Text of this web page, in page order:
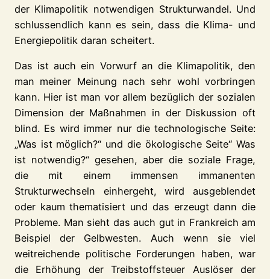
der Klimapolitik notwendigen Strukturwandel. Und
schlussendlich kann es sein, dass die Klima- und
Energiepolitik daran scheitert.
Das ist auch ein Vorwurf an die Klimapolitik, den
man meiner Meinung nach sehr wohl vorbringen
kann. Hier ist man vor allem bezüglich der sozialen
Dimension der Maßnahmen in der Diskussion oft
blind. Es wird immer nur die technologische Seite:
„Was ist möglich?“ und die ökologische Seite“ Was
ist notwendig?“ gesehen, aber die soziale Frage,
die mit einem immensen immanenten
Strukturwechseln einhergeht, wird ausgeblendet
oder kaum thematisiert und das erzeugt dann die
Probleme. Man sieht das auch gut in Frankreich am
Beispiel der Gelbwesten. Auch wenn sie viel
weitreichende politische Forderungen haben, war
die Erhöhung der Treibstoffsteuer Auslöser der